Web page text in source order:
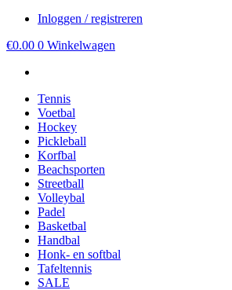
Inloggen / registreren
€0.00 0 Winkelwagen
Tennis
Voetbal
Hockey
Pickleball
Korfbal
Beachsporten
Streetball
Volleybal
Padel
Basketbal
Handbal
Honk- en softbal
Tafeltennis
SALE